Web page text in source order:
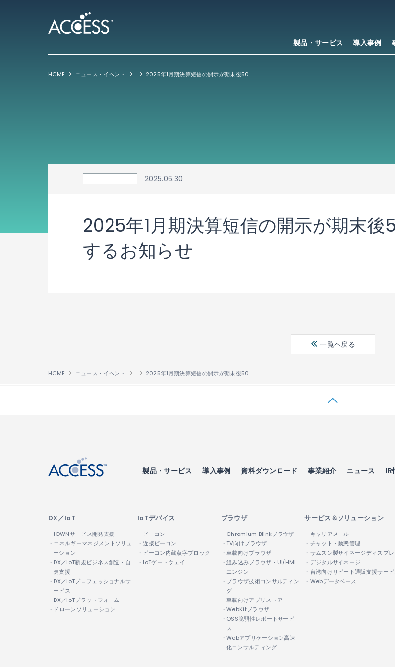
製品・サービス 導入事例
HOME ニュース・イベント 2025年1月期決算短信の開示が期末後50日を超えたことに関するお知らせ
2025.06.30
2025年1月期決算短信の開示が期末
するお知らせ
一覧へ戻る
HOME ニュース・イベント 2025年1月期決算短信の開示が期末後50日を超えたことに関するお知らせ
製品・サービス 導入事例 資料ダウンロード 事業紹介 ニュース IR
DX／IoT
・IOWNサービス開発支援
・エネルギーマネジメントソリュ
ーション
・DX／IoT新規ビジネス創造・自
走支援
・DX／IoTプロフェッショナルサ
ービス
・DX／IoTプラットフォーム
・ドローンソリューション
IoTデバイス
・ビーコン
・近接ビーコン
・ビーコン内蔵点字ブロック
・IoTゲートウェイ
ブラウザ
・Chromium Blinkブラウザ
・TV向けブラウザ
・車載向けブラウザ
・組み込みブラウザ・UI/HMI
エンジン
・ブラウザ技術コンサルティン
グ
・車載向けアプリストア
・WebKitブラウザ
・OSS脆弱性レポートサービ
ス
・Webアプリケーション高速
化コンサルティング
サービス＆ソリューション
・キャリアメール
・チャット・動態管理
・サムスン製サイネージディスプレ
・デジタルサイネージ
・台湾向けリピート通販支援サービ
・Webデータベース